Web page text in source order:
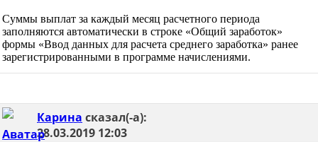
Суммы выплат за каждый месяц расчетного периода
заполняются автоматически в строке «Общий заработок»
формы «Ввод данных для расчета среднего заработка» ранее
зарегистрированными в программе начислениями.
Карина сказал(-а):
28.03.2019 12:03